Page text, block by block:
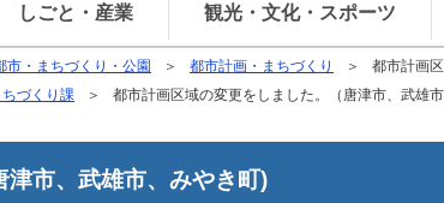
しごと・産業 観光・文化・スポーツ
市・まちづくり・公園 都市計画・まちづくり
都市計画
ちづくり課 都市計画区域の変更をしました。（唐津市、武雄
市、武雄市、みやき町)